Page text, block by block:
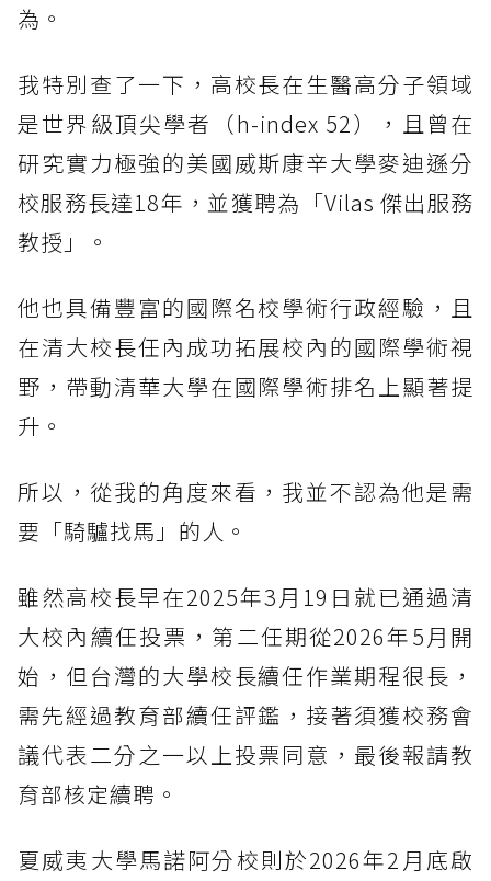
為。
我特別查了一下，高校長在生醫高分子領域
是世界級頂尖學者（h-index 52），且曾在
研究實力極強的美國威斯康辛大學麥迪遜分
校服務長達18年，並獲聘為「Vilas 傑出服務
教授」。
他也具備豐富的國際名校學術行政經驗，且
在清大校長任內成功拓展校內的國際學術視
野，帶動清華大學在國際學術排名上顯著提
升。
所以，從我的角度來看，我並不認為他是需
要「騎驢找馬」的人。
雖然高校長早在2025年3月19日就已通過清
大校內續任投票，第二任期從2026年5月開
始，但台灣的大學校長續任作業期程很長，
需先經過教育部續任評鑑，接著須獲校務會
議代表二分之一以上投票同意，最後報請教
育部核定續聘。
夏威夷大學馬諾阿分校則於2026年2月底啟